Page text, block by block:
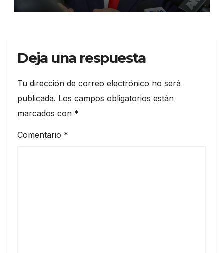
Deja una respuesta
Tu dirección de correo electrónico no será
publicada. Los campos obligatorios están
marcados con *
Comentario *